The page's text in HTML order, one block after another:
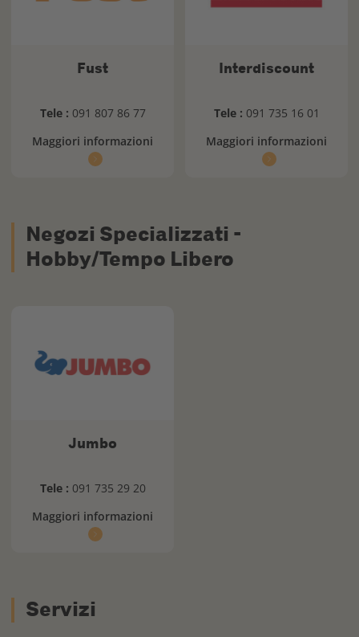
Fust
Tele : 091 807 86 77
Maggiori informazioni
Interdiscount
Tele : 091 735 16 01
Maggiori informazioni
Negozi Specializzati -
Hobby/Tempo Libero
Jumbo
Tele : 091 735 29 20
Maggiori informazioni
Servizi